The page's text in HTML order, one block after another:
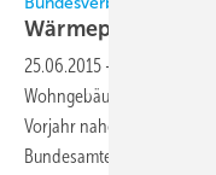
Wärmepumpen
25.06.2015 -
Wohngebäuden blieb 2014
Vorjahr nahezu konstant.
Bundesamtes, berichtet